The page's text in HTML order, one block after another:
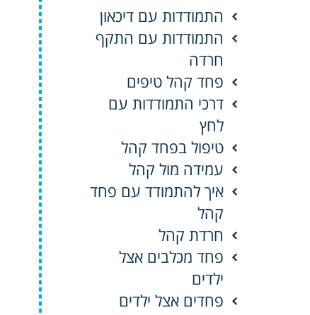
התמודדות עם דיכאון
התמודדות עם התקף
חרדה
פחד קהל טיפים
דרכי התמודדות עם
לחץ
טיפול בפחד קהל
עמידה מול קהל
איך להתמודד עם פחד
קהל
חרדת קהל
פחד מכלבים אצל
ילדים
פחדים אצל ילדים